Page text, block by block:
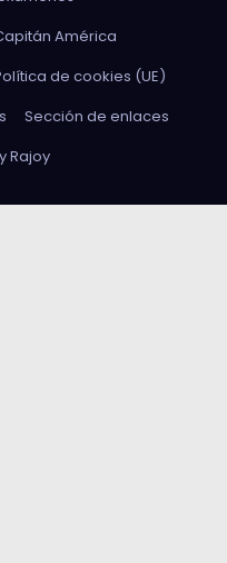
América
de cookies (UE)
Sección de enlaces
Rajoy